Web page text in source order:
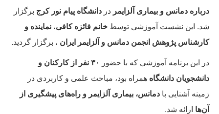
درباره دمانس و بیماری آلزایمر در دانشگاه پیام نور کرج برگزار
شد. این نشست آموزشی توسط خانم فائزه کافی، نماینده و
کارشناس پژوهش انجمن دمانس و آلزایمر ایران ، برگزار گردید.
در این برنامه آموزشی که با حضور
۳۰ نفر از کارکنان و
دانشجویان دانشگاه همراه بود، مباحث علمی و کاربردی در
زمینه آشنایی با دمانس، بیماری آلزایمر و راه‌های پیشگیری از
آن‌ها ارائه شد.